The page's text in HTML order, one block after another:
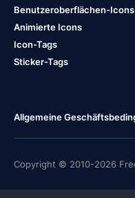
Benutzeroberflächen-Icons
Animierte Icons
Icon-Tags
Sticker-Tags
Allgemeine
Copyright © 2010-2026